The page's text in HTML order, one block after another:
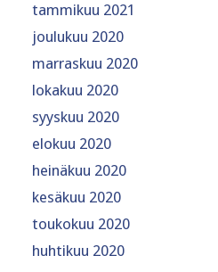
tammikuu 2021
joulukuu 2020
marraskuu 2020
lokakuu 2020
syyskuu 2020
elokuu 2020
heinäkuu 2020
kesäkuu 2020
toukokuu 2020
huhtikuu 2020